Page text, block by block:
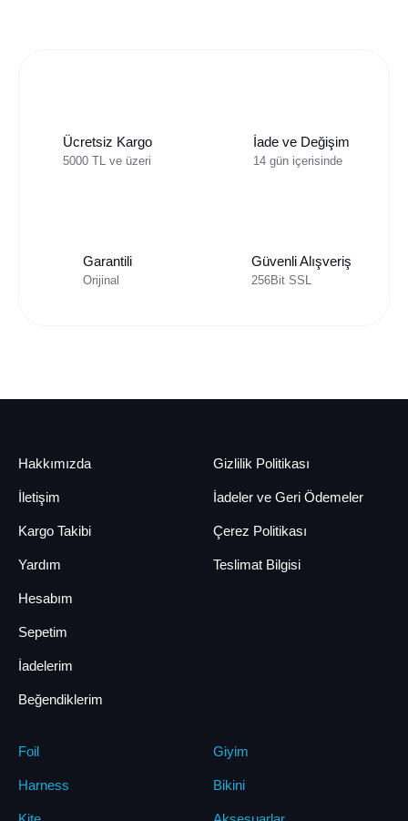
Ücretsiz Kargo
5000 TL ve üzeri
İade ve Değişim
14 gün içerisinde
Garantili
Orijinal
Güvenli Alışveriş
256Bit SSL
Hakkımızda
İletişim
Kargo Takibi
Yardım
Gizlilik Politikası
İadeler ve Geri Ödemeler
Çerez Politikası
Teslimat Bilgisi
Hesabım
Sepetim
İadelerim
Beğendiklerim
Foil
Harness
Giyim
Bikini